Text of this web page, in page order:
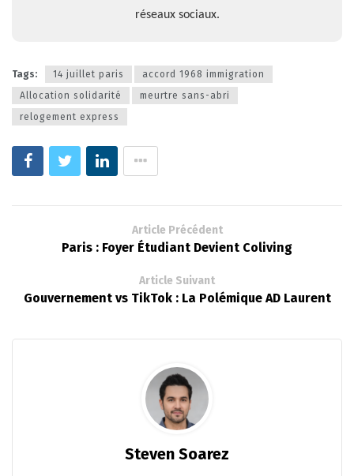
réseaux sociaux.
Tags: 14 juillet paris
accord 1968 immigration
Allocation solidarité
meurtre sans-abri
relogement express
Article Précédent
Paris : Foyer Étudiant Devient Coliving
Article Suivant
Gouvernement vs TikTok : La Polémique AD Laurent
Steven Soarez